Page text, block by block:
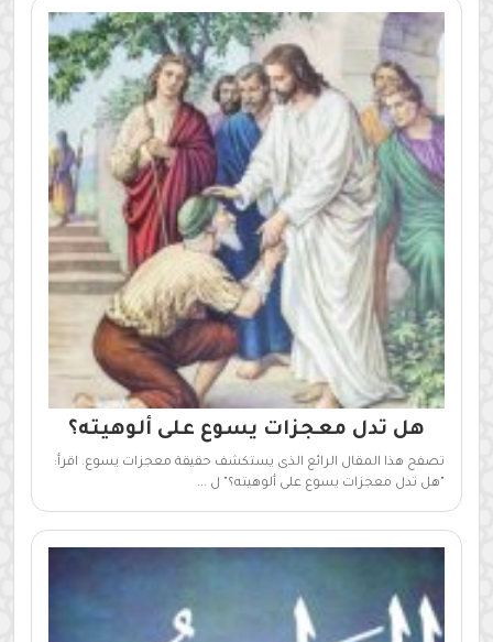
هل تدل معجزات يسوع على ألوهيته؟
تصفح هذا المقال الرائع الذى يستكشف حقيقة معجزات يسوع. اقرأ:
"هل تدل معجزات يسوع على ألوهيته؟" ل ...